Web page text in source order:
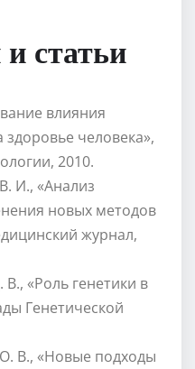
статьи
влияния
человека»,
2010.
И., «Анализ
новых методов
журнал,
«Роль генетики в
Генетической
В., «Новые подходы